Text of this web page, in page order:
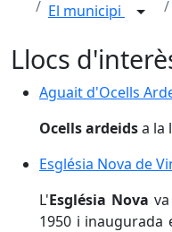
El municipi
Llocs
Aguait d'Ocells
Aguait d'Ocells
Ocells ardeidsa la
Església Nova de
Església Nova de
L'Església Nova
1950 i inaugurada